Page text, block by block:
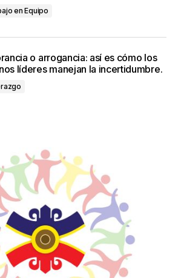
en Equipo
o arrogancia: así es cómo los
líderes manejan la incertidumbre.